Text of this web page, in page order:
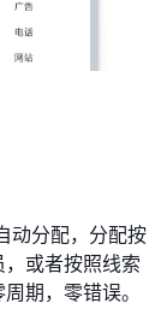
动分配，分配按
或者按照线索
期，零错误。